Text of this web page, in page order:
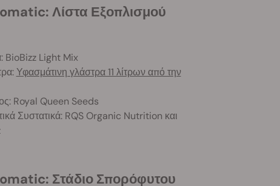
Λίστα Εξοπλισμού
BioBizz Light Mix
Υφασμάτινη γλάστρα 11 λίτρων από την
Royal Queen Seeds
Συστατικά: RQS Organic Nutrition και